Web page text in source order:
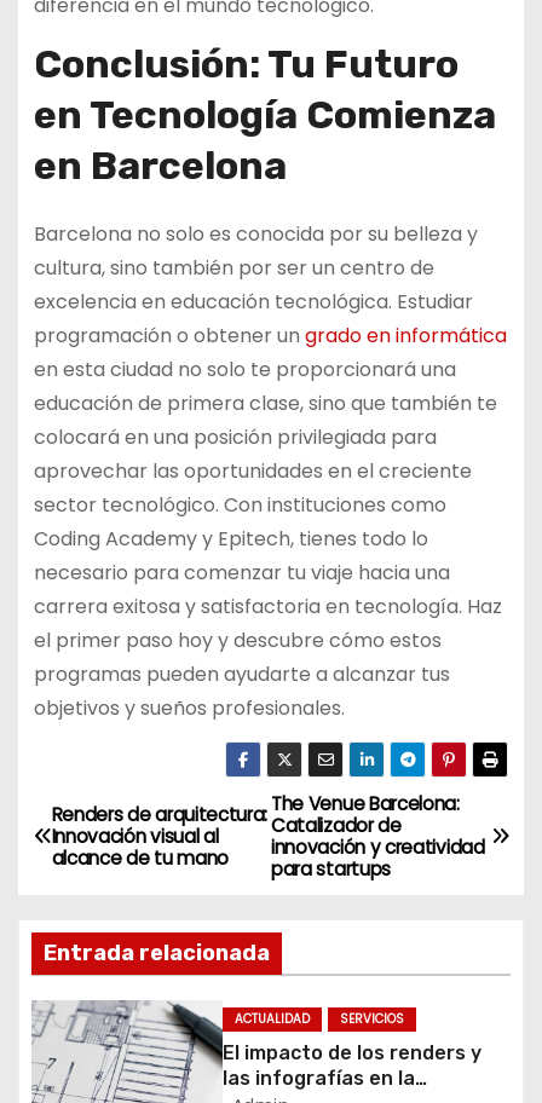
diferencia en el mundo tecnológico.
Conclusión: Tu Futuro
en Tecnología Comienza
en Barcelona
Barcelona no solo es conocida por su belleza y
cultura, sino también por ser un centro de
excelencia en educación tecnológica. Estudiar
programación o obtener un grado en informática
en esta ciudad no solo te proporcionará una
educación de primera clase, sino que también te
colocará en una posición privilegiada para
aprovechar las oportunidades en el creciente
sector tecnológico. Con instituciones como
Coding Academy y Epitech, tienes todo lo
necesario para comenzar tu viaje hacia una
carrera exitosa y satisfactoria en tecnología. Haz
el primer paso hoy y descubre cómo estos
programas pueden ayudarte a alcanzar tus
objetivos y sueños profesionales.
a
a
c
i
ó
The Venue Barcelona:
Catalizador de
innovación y creatividad
para startups
Renders de arquitectura:
Innovación visual al
alcance de tu mano
Entrada relacionada
ACTUALIDAD SERVICIOS
El impacto de los renders y
las infografías en la